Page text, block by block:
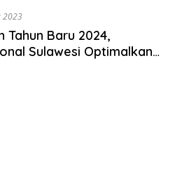
2023
Tahun Baru 2024,
Sulawesi Optimalkan